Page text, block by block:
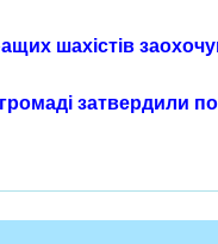
шахістів
затвердили